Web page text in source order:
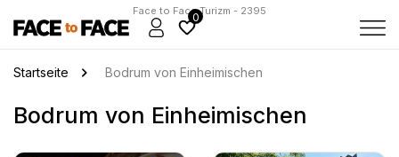
Face to Face Turizm - 2395
0
Startseite Bodrum von Einheimischen
Bodrum von Einheimischen